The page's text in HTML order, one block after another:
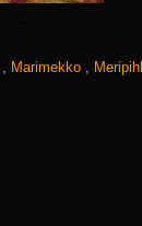
, Marimekko ,